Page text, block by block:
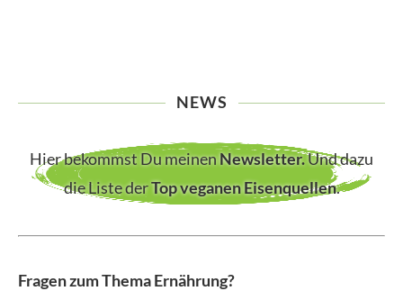
NEWS
Hier bekommst Du meinenNewsletter.Und dazu
die Liste derTop veganen Eisenquellen.
Fragen zum Thema Ernährung?